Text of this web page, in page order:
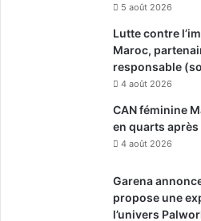
5 août 2026
Lutte contre
Maroc,
responsable
4 août 2026
CAN féminine
en quarts après
4 août 2026
Garena
propose une
l’univers